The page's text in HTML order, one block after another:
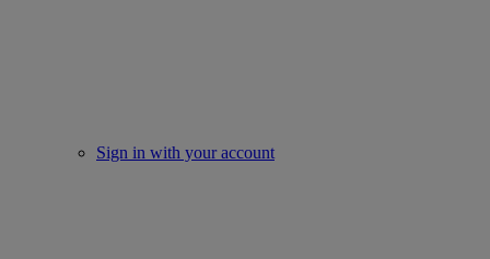
Sign in with your account